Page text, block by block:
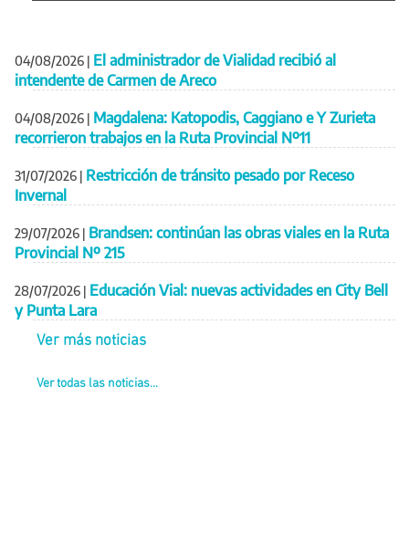
04/08/2026 | El administrador de Vialidad recibió al
intendente de Carmen de Areco
04/08/2026 | Magdalena: Katopodis, Caggiano e Y Zurieta
recorrieron trabajos en la Ruta Provincial Nº11
31/07/2026 | Restricción de tránsito pesado por Receso
Invernal
29/07/2026 | Brandsen: continúan las obras viales en la Ruta
Provincial Nº 215
28/07/2026 | Educación Vial: nuevas actividades en City Bell
y Punta Lara
Ver más noticias
Ver todas las noticias...